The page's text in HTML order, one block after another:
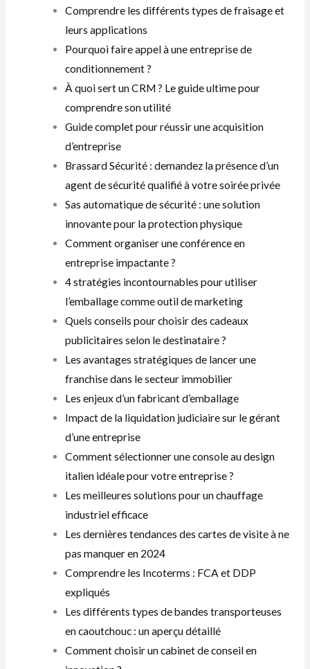
Comprendre les différents types de fraisage et
leurs applications
Pourquoi faire appel à une entreprise de
conditionnement ?
À quoi sert un CRM ? Le guide ultime pour
comprendre son utilité
Guide complet pour réussir une acquisition
d’entreprise
Brassard Sécurité : demandez la présence d’un
agent de sécurité qualifié à votre soirée privée
Sas automatique de sécurité : une solution
innovante pour la protection physique
Comment organiser une conférence en
entreprise impactante ?
4 stratégies incontournables pour utiliser
l’emballage comme outil de marketing
Quels conseils pour choisir des cadeaux
publicitaires selon le destinataire ?
Les avantages stratégiques de lancer une
franchise dans le secteur immobilier
Les enjeux d’un fabricant d’emballage
Impact de la liquidation judiciaire sur le gérant
d’une entreprise
Comment sélectionner une console au design
italien idéale pour votre entreprise ?
Les meilleures solutions pour un chauffage
industriel efficace
Les dernières tendances des cartes de visite à ne
pas manquer en 2024
Comprendre les Incoterms : FCA et DDP
expliqués
Les différents types de bandes transporteuses
en caoutchouc : un aperçu détaillé
Comment choisir un cabinet de conseil en